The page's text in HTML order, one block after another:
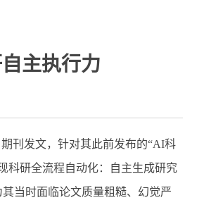
主执行力
刊发文，针对其此前发布的“AI科
科研全流程自动化：自主生成研究
当时面临论文质量粗糙、幻觉严